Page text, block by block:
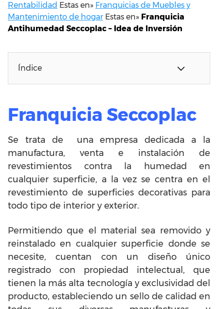
Rentabilidad Estas en» Franquicias de Muebles y
Mantenimiento de hogar Estas en» Franquicia
Antihumedad Seccoplac – Idea de Inversión
Índice
Franquicia Seccoplac
Se trata de una empresa dedicada a la
manufactura, venta e instalación de
revestimientos contra la humedad en
cualquier superficie, a la vez se centra en el
revestimiento de superficies decorativas para
todo tipo de interior y exterior.
Permitiendo que el material sea removido y
reinstalado en cualquier superficie donde se
necesite, cuentan con un diseño único
registrado con propiedad intelectual, que
tienen la más alta tecnología y exclusividad del
producto, estableciendo un sello de calidad en